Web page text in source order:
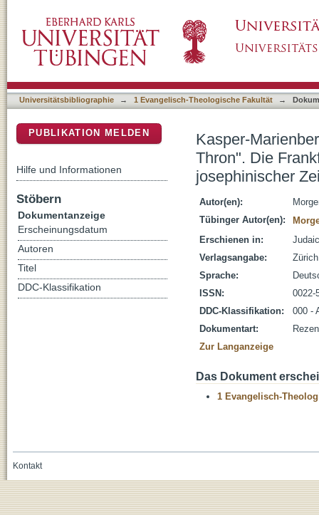
jüdische Gemeinde am Reichshofrat in
Universitätsbibliographie → 1 Evangelisch-Theologische Fakultät →
Kasper-
Thron". Die
josephinischer
Autor(en):
Tübinger Autor(en):
Erschienen in:
Verlagsangabe:
Sprache:
ISSN:
0022-
DDC-Klassifikation:
000 -
Dokumentart:
Zur Langanzeige
Das Dokument
1 Evangelisch-
PUBLIKATION MELDEN
Hilfe und Informationen
Stöbern
Dokumentanzeige
Erscheinungsdatum
Autoren
Titel
DDC-Klassifikation
Kontakt